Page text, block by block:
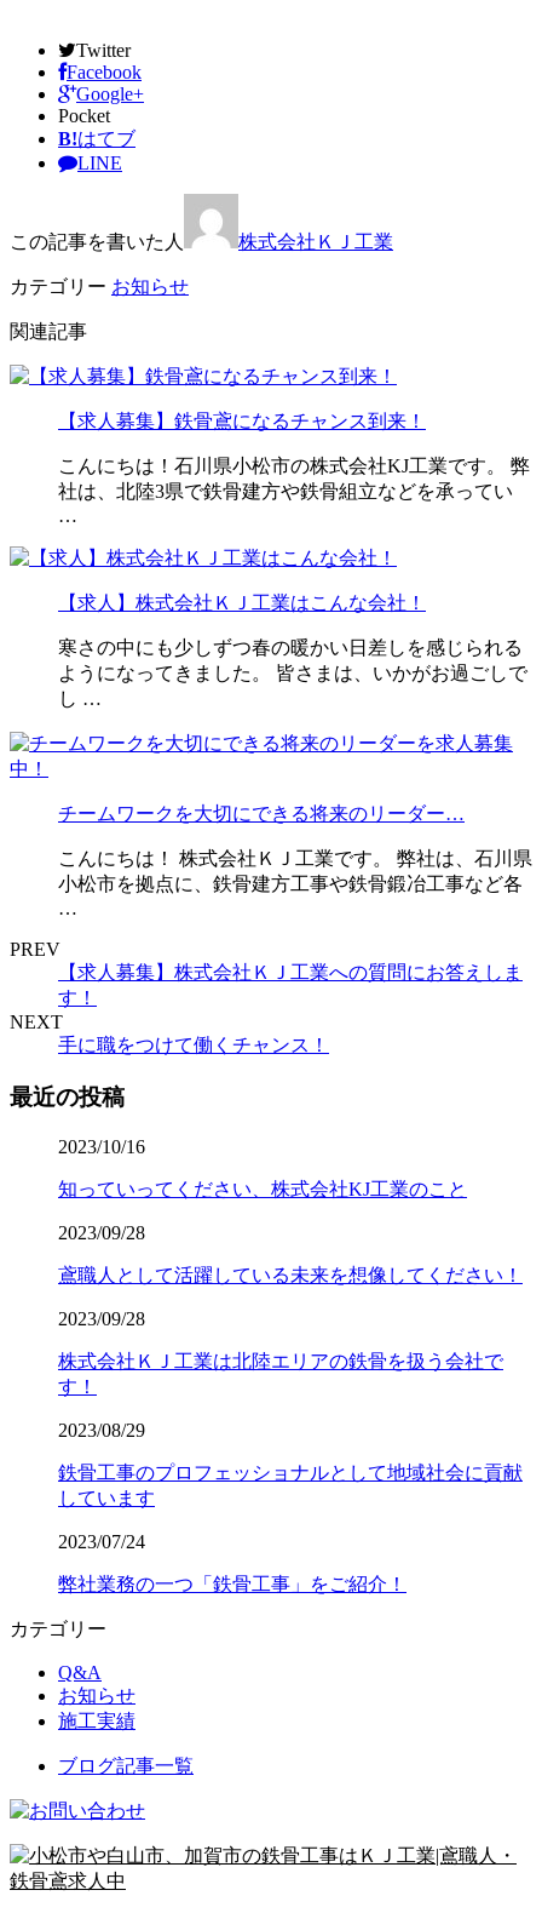
Twitter
Facebook
Google+
Pocket
B!はてブ
LINE
この記事を書いた人 株式会社ＫＪ工業
カテゴリー お知らせ
関連記事
【求人募集】鉄骨鳶になるチャンス到来！
こんにちは！石川県小松市の株式会社KJ工業です。 弊
社は、北陸3県で鉄骨建方や鉄骨組立などを承ってい
…
【求人】株式会社ＫＪ工業はこんな会社！
寒さの中にも少しずつ春の暖かい日差しを感じられる
ようになってきました。 皆さまは、いかがお過ごしで
し …
チームワークを大切にできる将来のリーダー…
こんにちは！ 株式会社ＫＪ工業です。 弊社は、石川県
小松市を拠点に、鉄骨建方工事や鉄骨鍛冶工事など各
…
PREV
【求人募集】株式会社ＫＪ工業への質問にお答えしま
す！
NEXT
手に職をつけて働くチャンス！
最近の投稿
2023/10/16
知っていってください、株式会社KJ工業のこと
2023/09/28
鳶職人として活躍している未来を想像してください！
2023/09/28
株式会社ＫＪ工業は北陸エリアの鉄骨を扱う会社で
す！
2023/08/29
鉄骨工事のプロフェッショナルとして地域社会に貢献
しています
2023/07/24
弊社業務の一つ「鉄骨工事」をご紹介！
カテゴリー
Q&A
お知らせ
施工実績
ブログ記事一覧